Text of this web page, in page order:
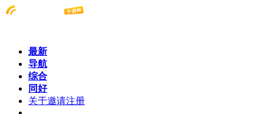
最新
导航
综合
同好
关于邀请注册